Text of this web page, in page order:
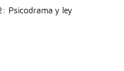
Psicodrama y ley